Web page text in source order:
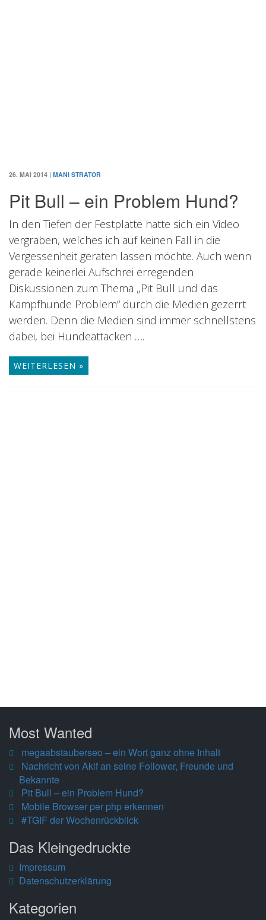
26. MAI 2014 | MANI STRATOR
Pit Bull – ein Problem Hund?
In den Tiefen der Festplatte hatte sich ein Video
vergraben, welches ich auf keinen Fall in die
Vergessenheit geraten lassen möchte. Auch wenn
gerade keinerlei Aufschrei erregenden
Diskussionen zum Thema „Pit Bull und das
Kampfhunde Problem“ durch die Medien gezerrt
werden. Denn die Medien sind immer schnellstens
dabei, bei Hundeattacken ….
WEITERLESEN »
Most Wanted
megaabstauberseo – ein Wort ganz ohne Inhalt
Nachricht von Akif an seine Follower, Freunde und
Bekannte
Pit Bull – ein Problem Hund?
Mobile Browser per php erkennen
#TGIF der Wochenrückblick
Das Kleingedruckte
Impressum
Datenschutzerklärung
Kategorien